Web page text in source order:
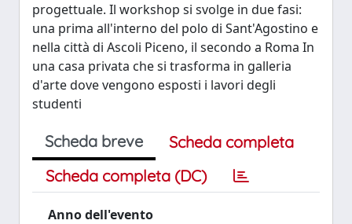
progettuale. Il workshop si svolge in due fasi:
una prima all'interno del polo di Sant'Agostino e
nella città di Ascoli Piceno, il secondo a Roma In
una casa privata che si trasforma in galleria
d'arte dove vengono esposti i lavori degli
studenti
Scheda breve
Scheda completa
Scheda completa (DC)
Anno dell'evento